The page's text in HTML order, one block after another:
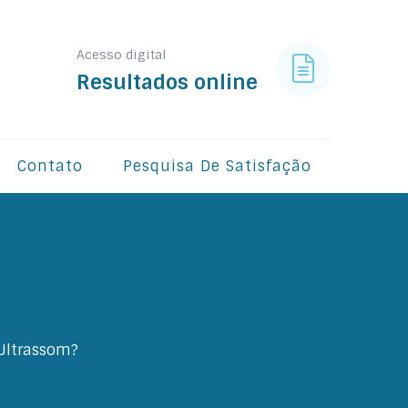
Acesso digital
Resultados online
Contato Pesquisa De Satisfação